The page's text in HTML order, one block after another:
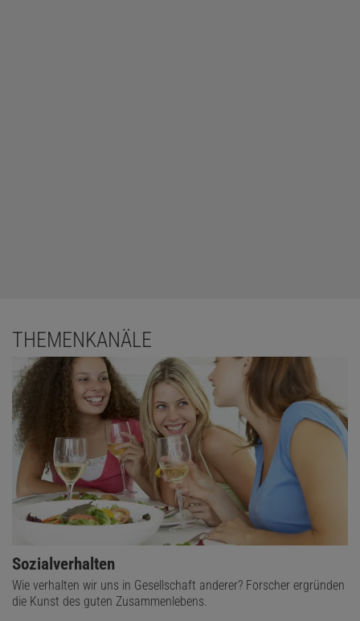
THEMENKANÄLE
Sozialverhalten
Wie verhalten wir uns in Gesellschaft anderer? Forscher ergründen
die Kunst des guten Zusammenlebens.